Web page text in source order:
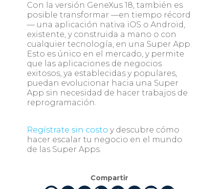
Con la versión GeneXus 18, también es
posible transformar —en tiempo récord
— una aplicación nativa iOS o Android,
existente, y construida a mano o con
cualquier tecnología, en una Super App.
Esto es único en el mercado, y permite
que las aplicaciones de negocios
exitosos, ya establecidas y populares,
puedan evolucionar hacia una Super
App sin necesidad de hacer trabajos de
reprogramación.
Regístrate sin costo y descubre cómo
hacer escalar tu negocio en el mundo
de las Super Apps.
Compartir